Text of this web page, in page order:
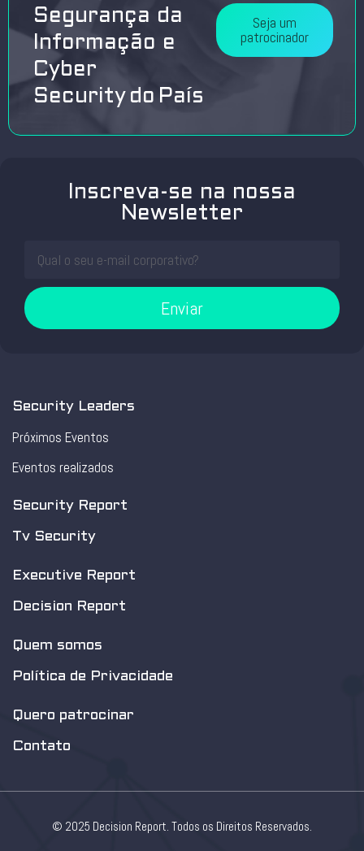
Segurança da
Informação e
Cyber
Security do País
Seja um
patrocinador
Inscreva-se na nossa
Newsletter
Enviar
Security Leaders
Próximos Eventos
Eventos realizados
Security Report
Tv Security
Executive Report
Decision Report
Quem somos
Política de Privacidade
Quero patrocinar
Contato
© 2025 Decision Report. Todos os Direitos Reservados.